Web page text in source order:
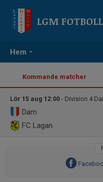
Hem
LGM FOTBOLL
Kommande matcher
Lör 15 aug 12:00 - Division 4
Dam
FC Lagan